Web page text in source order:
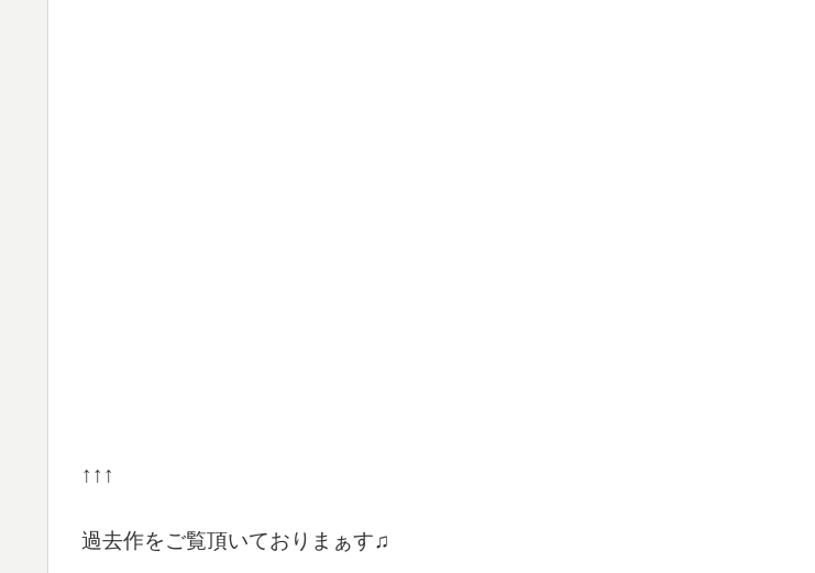
↑↑↑
過去作をご覧頂いておりまぁす♫